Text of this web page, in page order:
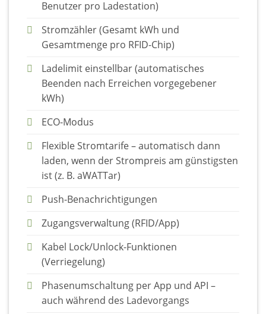
Benutzer pro Ladestation)
Stromzähler (Gesamt kWh und
Gesamtmenge pro RFID-Chip)
Ladelimit einstellbar (automatisches
Beenden nach Erreichen vorgegebener
kWh)
ECO-Modus
Flexible Stromtarife – automatisch dann
laden, wenn der Strompreis am günstigsten
ist (z. B. aWATTar)
Push-Benachrichtigungen
Zugangsverwaltung (RFID/App)
Kabel Lock/Unlock-Funktionen
(Verriegelung)
Phasenumschaltung per App und API –
auch während des Ladevorgangs